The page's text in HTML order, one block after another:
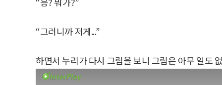
“그러니까 저게...”
하면서 누리가 다시 그림을 보니 그림은 아무 일도